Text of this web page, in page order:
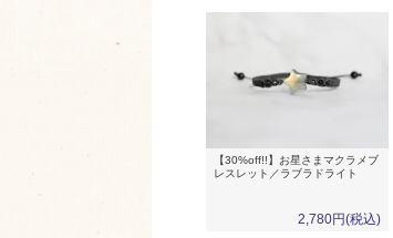
【30%off!!】お星さまマクラメブ
レスレット／ラブラドライト
2,780円(税込)